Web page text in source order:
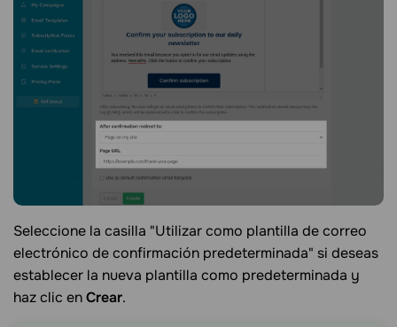
Seleccione la casilla "Utilizar como plantilla de correo
electrónico de confirmación predeterminada" si deseas
establecer la nueva plantilla como predeterminada y
haz clic enCrear.